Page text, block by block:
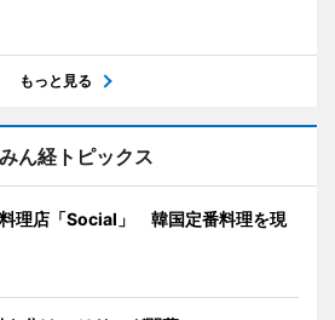
もっと見る
みん経トピックス
理店「Social」 韓国定番料理を現